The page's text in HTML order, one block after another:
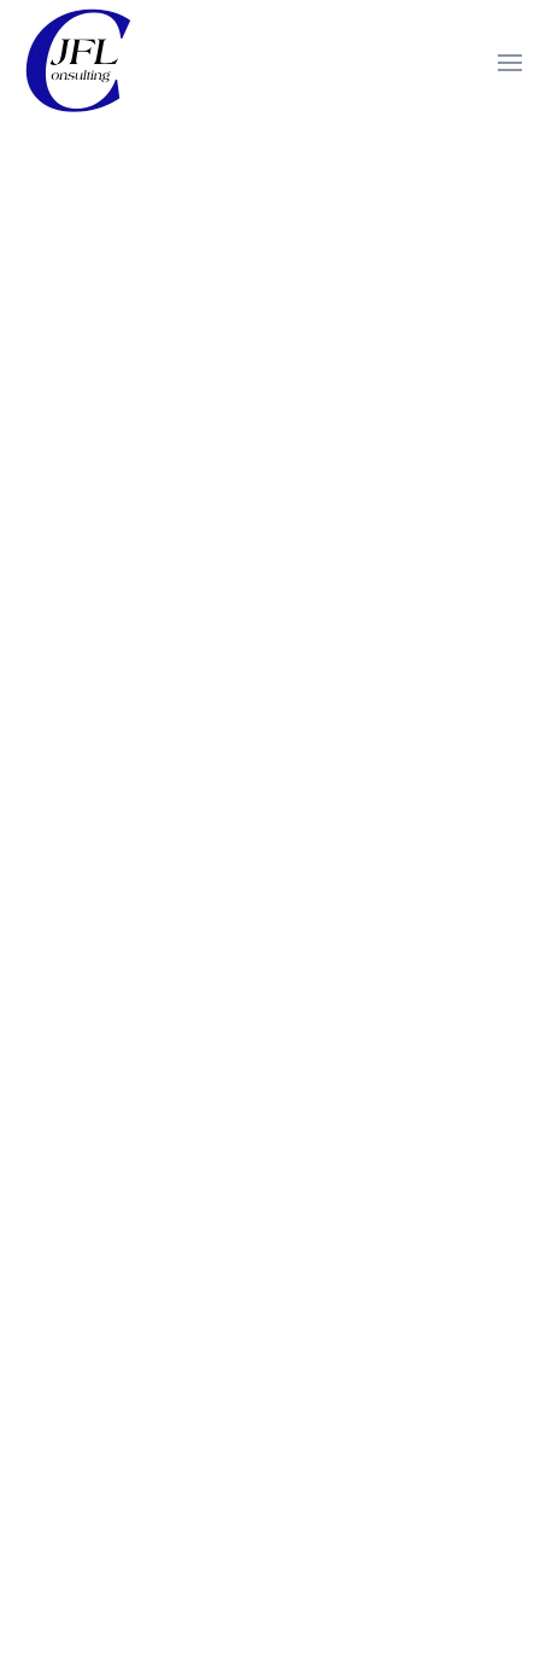
Zum
Hauptinhalt
springen